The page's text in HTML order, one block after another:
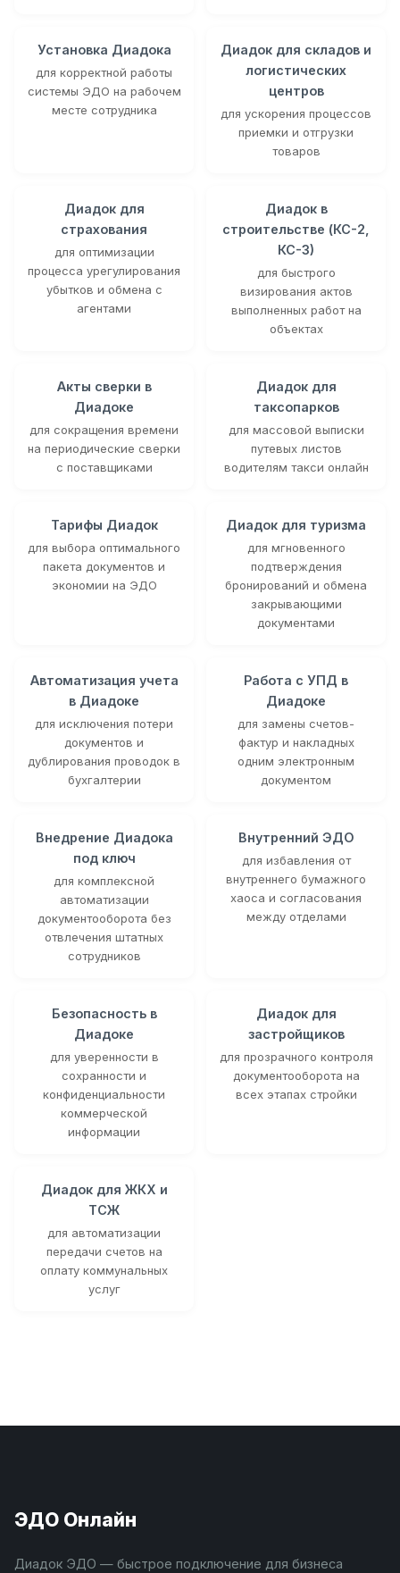
Установка Диадока
для корректной работы
системы ЭДО на рабочем
месте сотрудника
Диадок для складов и
логистических
центров
для ускорения процессов
приемки и отгрузки
товаров
Диадок для
страхования
для оптимизации
процесса урегулирования
убытков и обмена с
агентами
Диадок в
строительстве (КС-2,
КС-3)
для быстрого
визирования актов
выполненных работ на
объектах
Акты сверки в
Диадоке
для сокращения времени
на периодические сверки
с поставщиками
Диадок для
таксопарков
для массовой выписки
путевых листов
водителям такси онлайн
Тарифы Диадок
для выбора оптимального
пакета документов и
экономии на ЭДО
Диадок для туризма
для мгновенного
подтверждения
бронирований и обмена
закрывающими
документами
Автоматизация учета
в Диадоке
для исключения потери
документов и
дублирования проводок в
бухгалтерии
Работа с УПД в
Диадоке
для замены счетов-
фактур и накладных
одним электронным
документом
Внедрение Диадока
под ключ
для комплексной
автоматизации
документооборота без
отвлечения штатных
сотрудников
Внутренний ЭДО
для избавления от
внутреннего бумажного
хаоса и согласования
между отделами
Безопасность в
Диадоке
для уверенности в
сохранности и
конфиденциальности
коммерческой
информации
Диадок для
застройщиков
для прозрачного контроля
документооборота на
всех этапах стройки
Диадок для ЖКХ и
ТСЖ
для автоматизации
передачи счетов на
оплату коммунальных
услуг
ЭДО Онлайн
Диадок ЭДО — быстрое подключение для бизнеса